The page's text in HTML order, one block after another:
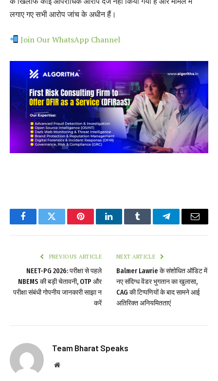
लगाए गए सभी आरोप जांच के अधीन हैं।
Join Our WhatsApp Channel
FacebookTwitter PinterestLinkedInTumblr TelegramEmail
PREVIOUS ARTICLE
NEET-PG 2026: परीक्षा से पहले
NBEMS की बड़ी चेतावनी, OTP और
परीक्षा संबंधी गोपनीय जानकारी साझा न
करें
NEXT ARTICLE
Balmer Lawrie के संशोधित ऑडिट में
नए संदिग्ध वेंडर भुगतान का खुलासा,
CAG की टिप्पणियों के बाद सामने आई
अतिरिक्त अनियमितताएं
Team Bharat Speaks
Website